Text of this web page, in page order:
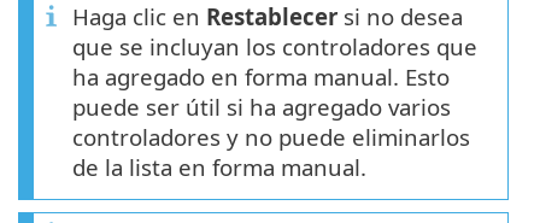
Haga clic en Restablecer si no desea
que se incluyan los controladores que
ha agregado en forma manual. Esto
puede ser útil si ha agregado varios
controladores y no puede eliminarlos
de la lista en forma manual.